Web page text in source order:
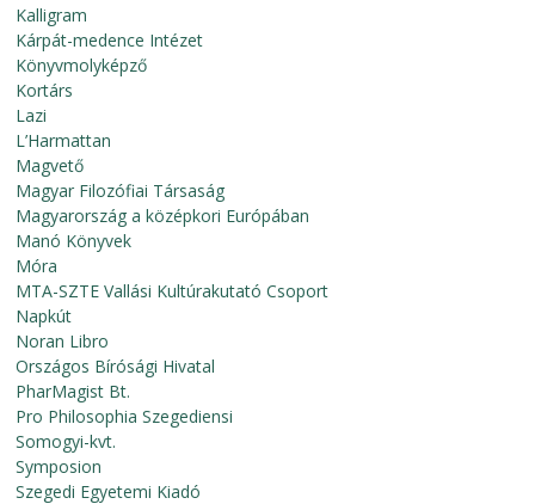
Kalligram
Kárpát-medence Intézet
Könyvmolyképző
Kortárs
Lazi
L’Harmattan
Magvető
Magyar Filozófiai Társaság
Magyarország a középkori Európában
Manó Könyvek
Móra
MTA-SZTE Vallási Kultúrakutató Csoport
Napkút
Noran Libro
Országos Bírósági Hivatal
PharMagist Bt.
Pro Philosophia Szegediensi
Somogyi-kvt.
Symposion
Szegedi Egyetemi Kiadó